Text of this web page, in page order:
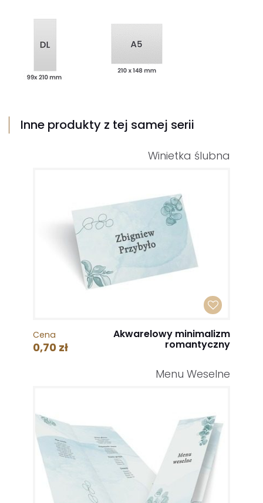
Inne produkty z tej samej serii
Winietka ślubna
Cena
0,70 zł
Akwarelowy minimalizm
romantyczny
Menu Weselne